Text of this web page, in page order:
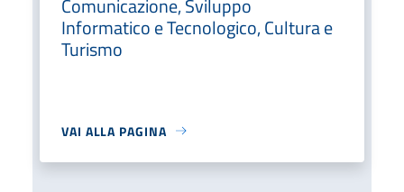
Informatico e Tecnologico, Cultura e
Turismo
VAI ALLA PAGINA